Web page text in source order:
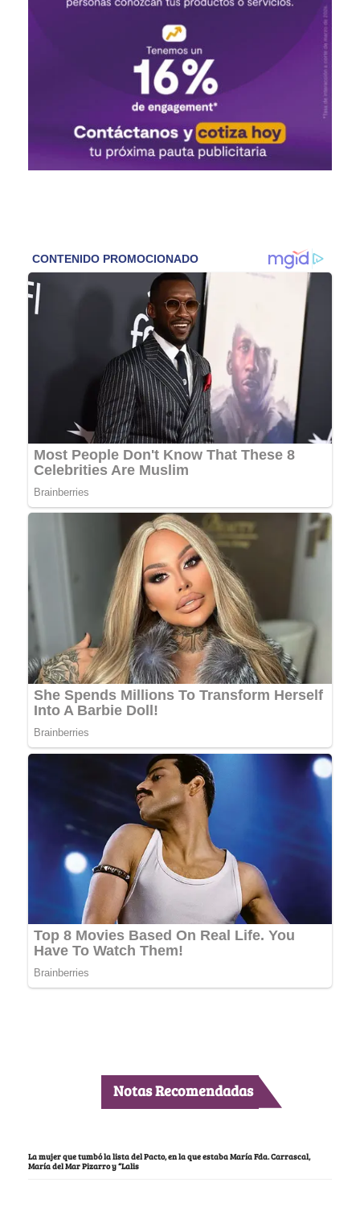
Notas Recomendadas
La mujer que tumbó la lista del Pacto, en la que estaba María Fda. Carrascal,
María del Mar Pizarro y “Lalis